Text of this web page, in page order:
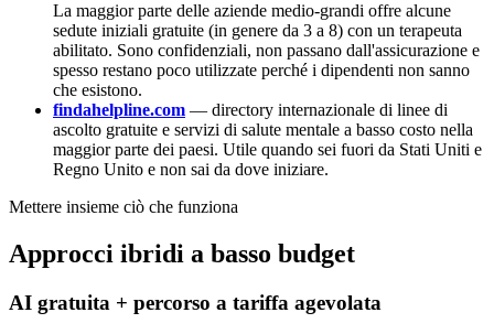
La maggior parte delle aziende medio-grandi offre alcune
sedute iniziali gratuite (in genere da 3 a 8) con un terapeuta
abilitato. Sono confidenziali, non passano dall'assicurazione e
spesso restano poco utilizzate perché i dipendenti non sanno
che esistono.
findahelpline.com — directory internazionale di linee di
ascolto gratuite e servizi di salute mentale a basso costo nella
maggior parte dei paesi. Utile quando sei fuori da Stati Uniti e
Regno Unito e non sai da dove iniziare.
Mettere insieme ciò che funziona
Approcci ibridi a basso budget
AI gratuita + percorso a tariffa agevolata